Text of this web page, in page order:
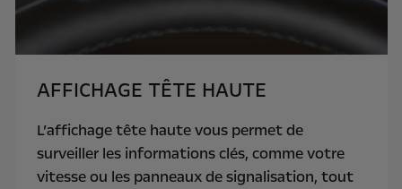
AFFICHAGE TÊTE HAUTE
L’affichage tête haute vous permet de
surveiller les informations clés, comme votre
vitesse ou les panneaux de signalisation, tout